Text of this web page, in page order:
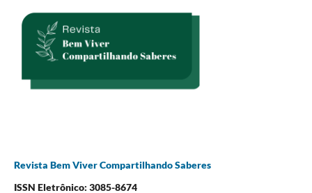
Revista Bem Viver Compartilhando Saberes
ISSN Eletrônico: 3085-8674